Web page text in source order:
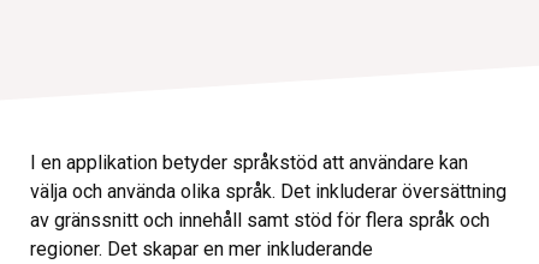
I en applikation betyder språkstöd att användare kan
välja och använda olika språk. Det inkluderar översättning
av gränssnitt och innehåll samt stöd för flera språk och
regioner. Det skapar en mer inkluderande